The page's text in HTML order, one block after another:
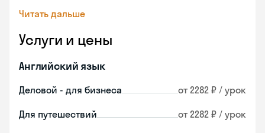
Читать дальше
Услуги и цены
Английский язык
Деловой - для бизнеса от 2282 ₽ / урок
Для путешествий от 2282 ₽ / урок